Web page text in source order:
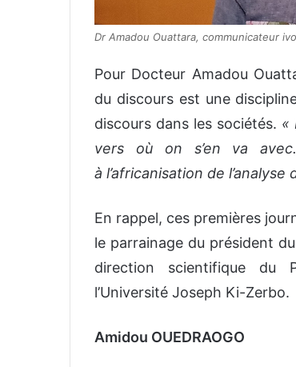
Dr Amadou Ouattara, communicateur
Pour Docteur Amadou
du discours est une
discours dans les sociétés. «
vers où on s’en va
à l’africanisation de l’analyse
En rappel, ces premières
le parrainage du président
direction scientifique du
l’Université Joseph Ki-Zerbo.
Amidou OUEDRAOGO